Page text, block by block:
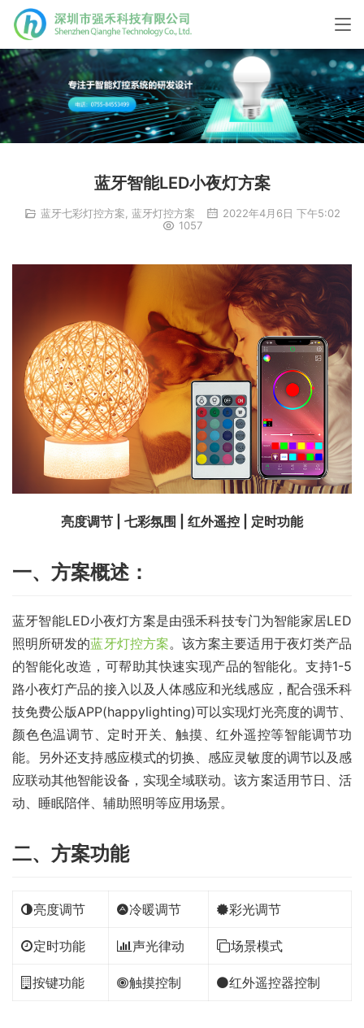
蓝牙智能LED小夜灯方案
蓝牙七彩灯控方案 蓝牙灯控方案
2022年4月6日 下午5:02
1057
亮度调节 | 七彩氛围 | 红外遥控 | 定时功能
一、方案概述：
蓝牙智能LED小夜灯方案是由强禾科技专门为智能家居LED
照明所研发的蓝牙灯控方案。该方案主要适用于夜灯类产品
的智能化改造，可帮助其快速实现产品的智能化。支持1-5
路小夜灯产品的接入以及人体感应和光线感应，配合强禾科
技免费公版APP(happylighting)可以实现灯光亮度的调节、
颜色色温调节、定时开关、触摸、红外遥控等智能调节功
能。另外还支持感应模式的切换、感应灵敏度的调节以及感
应联动其他智能设备，实现全域联动。该方案适用节日、活
动、睡眠陪伴、辅助照明等应用场景。
二、方案功能
亮度调节 冷暖调节 彩光调节
定时功能 声光律动 场景模式
按键功能 触摸控制 红外遥控器控制